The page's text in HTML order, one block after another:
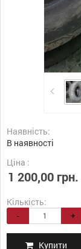
Наявність:
В наявності
Ціна :
1 200,00 грн.
Кількість:
- +
Купити